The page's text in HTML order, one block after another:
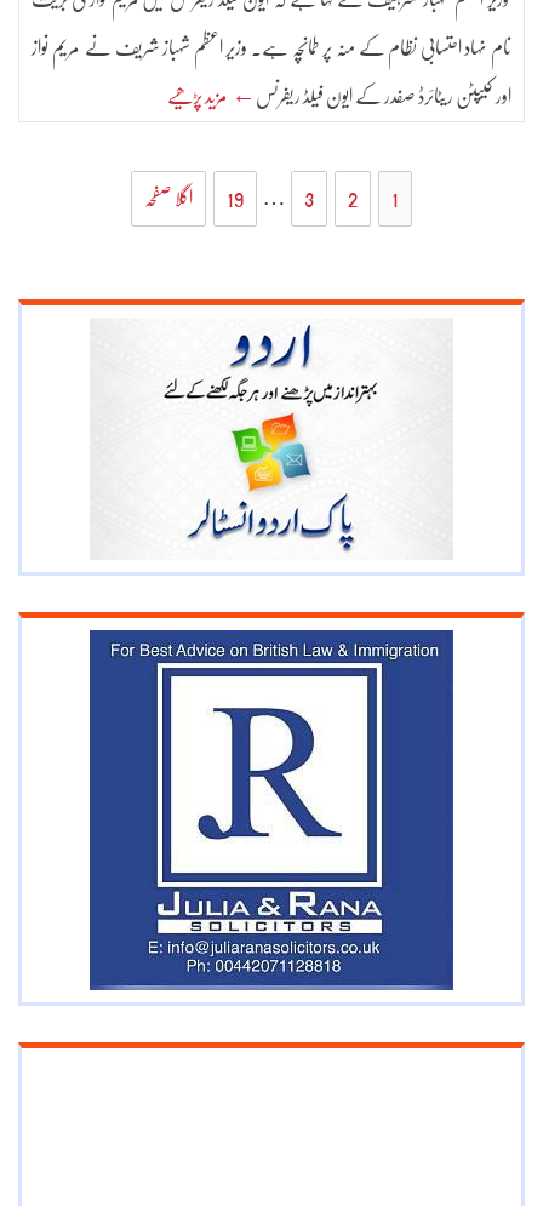
نام نہاد احتسابی نظام کے منہ پر طمانچہ ہے۔ وزیر اعظم شہباز شریف نے مریم نواز
اور کیپٹن ریٹائرڈ صفدر کے ایون فیلڈ ریفرنس ← مزید پڑھیے
1
2
3
19 اگلا صفحہ